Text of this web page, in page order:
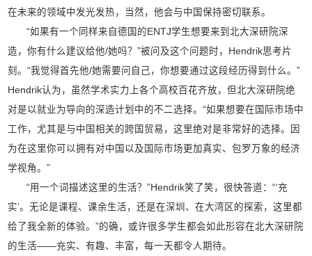
在未来的领域中发光发热，当然，他会与中国保持密切联系。
“如果有一个同样来自德国的ENTJ学生想要来到北大深研院深
造，你有什么建议给他/她吗？”被问及这个问题时，Hendrik思考片
刻。“我觉得首先他/她需要问自己，你想要通过这段经历得到什么。”
Hendrik认为，虽然学术实力上各个高校百花齐放，但北大深研院绝
对是以就业为导向的深造计划中的不二选择。“如果想要在国际市场中
工作，尤其是与中国相关的跨国贸易，这里绝对是非常好的选择。因
为在这里你可以拥有对中国以及国际市场更加真实、包罗万象的经济
学视角。”
“用一个词描述这里的生活？”Hendrik笑了笑，很快答道：“‘充
实’。无论是课程、课余生活，还是在深圳、在大湾区的探索，这里都
给了我全新的体验。”的确，或许很多学生都会如此形容在北大深研院
的生活——充实、有趣、丰富，每一天都令人期待。